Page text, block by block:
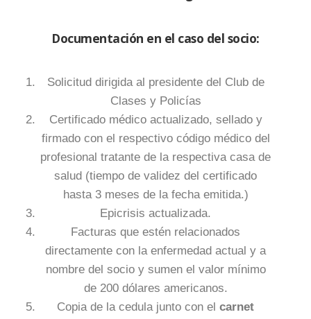
Documentación en el caso del socio:
Solicitud dirigida al presidente del Club de
Clases y Policías
Certificado médico actualizado, sellado y
firmado con el respectivo código médico del
profesional tratante de la respectiva casa de
salud (tiempo de validez del certificado
hasta 3 meses de la fecha emitida.)
Epicrisis actualizada.
Facturas que estén relacionados
directamente con la enfermedad actual y a
nombre del socio y sumen el valor mínimo
de 200 dólares americanos.
Copia de la cedula junto con el carnet